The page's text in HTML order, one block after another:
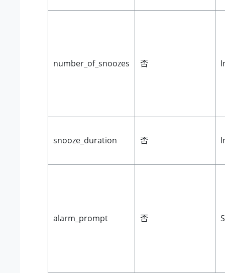
number_of_snoozes 否
snooze_duration 否
alarm_prompt 否